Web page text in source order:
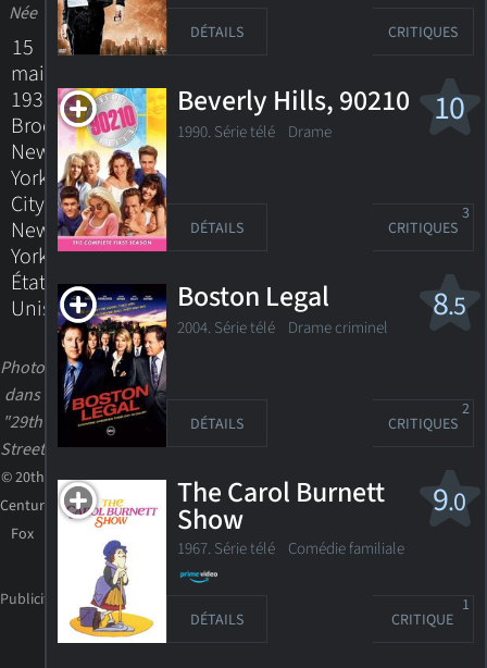
Née
15
mai
1939
Brooklyn,
New
York
City,
New
York,
États-
Unis
Photo
dans
"29th
Street"
© 20th
Century
Fox
DÉTAILS CRITIQUES
10
Beverly Hills, 90210
1990. Série télé Drame
DÉTAILS CRITIQUES
3
8.5
Boston Legal
2004. Série télé Drame criminel
DÉTAILS CRITIQUES
2
9.0
The Carol Burnett
Show
1967. Série télé Comédie familiale
DÉTAILS CRITIQUE
1